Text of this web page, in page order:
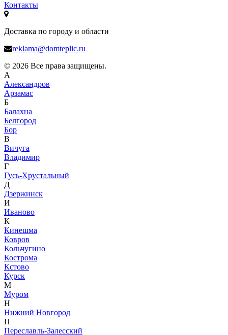
Контакты
Доставка по городу и области
reklama@domteplic.ru
© 2026 Все права защищены.
А
Александров
Арзамас
Б
Балахна
Белгород
Бор
В
Вичуга
Владимир
Г
Гусь-Хрустальный
Д
Дзержинск
И
Иваново
К
Кинешма
Ковров
Кольчугино
Кострома
Кстово
Курск
М
Муром
Н
Нижний Новгород
П
Переславль-Залесский